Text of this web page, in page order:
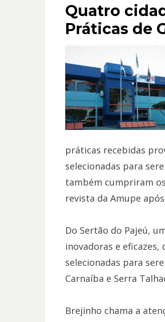
EM
Quatro
Práticas de
práticas recebidas
selecionadas para
também cumpriram
revista da Amupe
Do Sertão do Pajeú,
inovadoras e
selecionadas para
Carnaíba e Serra
Brejinho chama a